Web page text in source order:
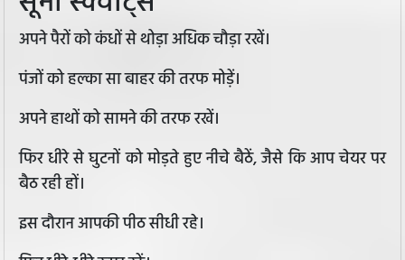
अपने पैरों को कंधों से थोड़ा अधिक चौड़ा रखें।
पंजों को हल्का सा बाहर की तरफ मोड़ें।
अपने हाथों को सामने की तरफ रखें।
फिर धीरे से घुटनों को मोड़ते हुए नीचे बैठें, जैसे कि आप चेयर पर
बैठ रही हों।
इस दौरान आपकी पीठ सीधी रहे।